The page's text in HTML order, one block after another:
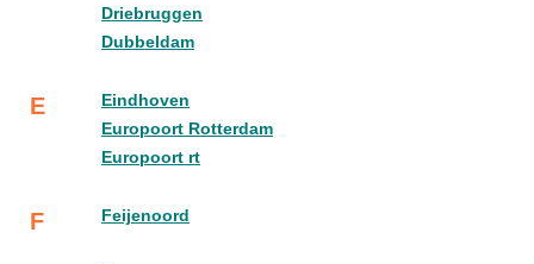
Driebruggen
Dubbeldam
E
Eindhoven
Europoort Rotterdam
Europoort rt
F Feijenoord